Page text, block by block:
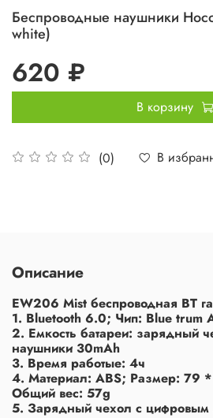
Беспроводные наушники
white)
(0) В
620 ₽
В корзину
Описание
EW206 Mist беспроводная BT
1. Bluetooth 6.0; Чип: Blue trum
2. Емкость батареи: зарядный
наушники 30mAh
3. Время работыe: 4ч
4. Материал: ABS; Размер: 79
Общий вес: 57g
5. Зарядный чехол с цифровым